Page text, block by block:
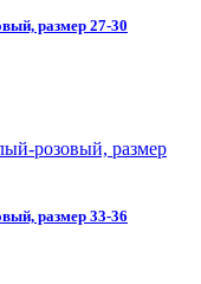
размер 27-30
размер 33-36